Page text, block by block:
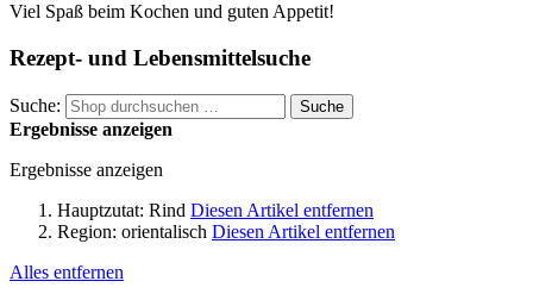
Viel Spaß beim Kochen und guten Appetit!
Rezept- und Lebensmittelsuche
Suche: Suche
Ergebnisse anzeigen
Ergebnisse anzeigen
Hauptzutat: Rind Diesen Artikel entfernen
Region: orientalisch Diesen Artikel entfernen
Alles entfernen